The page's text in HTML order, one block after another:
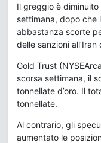
Il greggio è
settimana, dopo che
abbastanza scorte
delle sanzioni
Gold Trust
scorsa settimana, il
tonnellate d’oro. Il
tonnellate.
Al contrario, gli
aumentato le